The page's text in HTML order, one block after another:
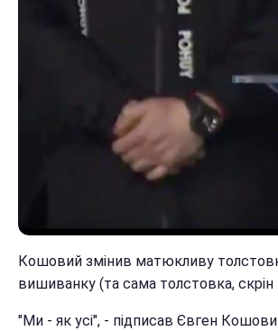
Кошовий змінив матюкливу
вишиванку (та сама толстовка, скрін
"Ми - як усі", - підписав Євген